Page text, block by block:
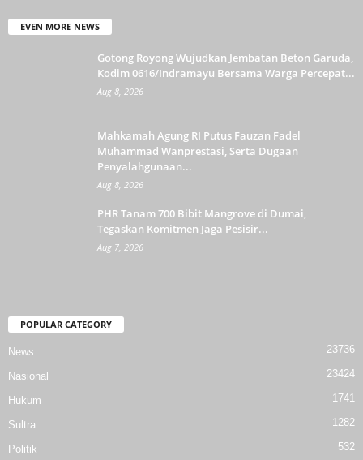
EVEN MORE NEWS
Gotong Royong Wujudkan Jembatan Beton Garuda,
Kodim 0616/Indramayu Bersama Warga Percepat...
Aug 8, 2026
Mahkamah Agung RI Putus Fauzan Fadel
Muhammad Wanprestasi, Serta Dugaan
Penyalahgunaan...
Aug 8, 2026
PHR Tanam 700 Bibit Mangrove di Dumai,
Tegaskan Komitmen Jaga Pesisir...
Aug 7, 2026
POPULAR CATEGORY
News 23736
Nasional 23424
Hukum 1741
Sultra 1282
Politik 532